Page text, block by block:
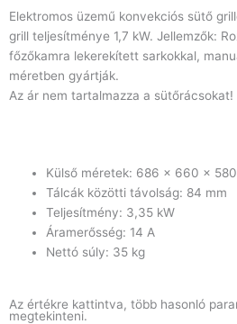
Elektromos üzemű konvekciós sütő
grill teljesítménye 1,7 kW. Jellemzők:
főzőkamra lekerekített sarkokkal,
méretben gyártják.
Az ár nem tartalmazza a sütőrácsokat!
Külső méretek: 686 x 660 x
Tálcák közötti távolság: 84 mm
Teljesítmény: 3,35 kW
Áramerősség: 14 A
Nettó súly: 35 kg
Az értékre kattintva, több hasonló
megtekinteni.